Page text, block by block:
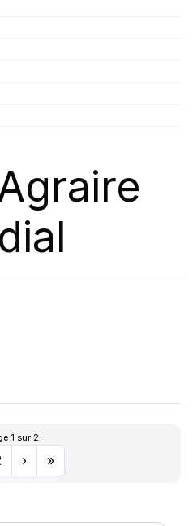
1 sur 2
› »